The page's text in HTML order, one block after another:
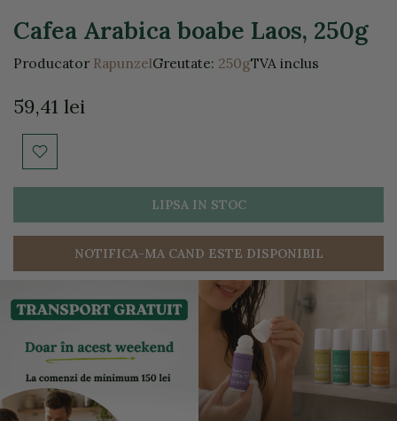
Cafea Arabica boabe Laos, 250g
Producator RapunzelGreutate: 250gTVA inclus
59,41 lei
LIPSA IN STOC
NOTIFICA-MA CAND ESTE DISPONIBIL